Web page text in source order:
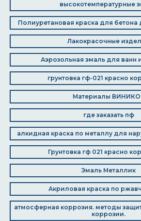
высокотемпературные
Полиуретановая краска для
Лакокрасочные
Аэрозольная эмаль для ванн
грунтовка гф-021 красно
Материалы
где заказать пф
алкидная краска по металлу для
Грунтовка гф 021 красно
Эмаль Металлик
Акриловая краска по
атмосферная коррозия. методы
коррозии.